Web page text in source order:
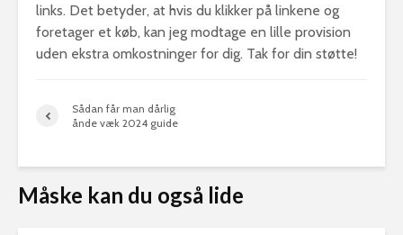
links. Det betyder, at hvis du klikker på linkene og
foretager et køb, kan jeg modtage en lille provision
uden ekstra omkostninger for dig. Tak for din støtte!
Sådan får man dårlig
ånde væk 2024 guide
Måske kan du også lide